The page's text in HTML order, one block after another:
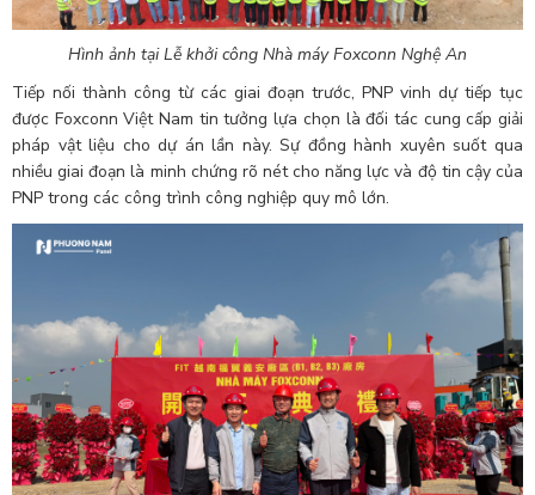
Hình ảnh tại Lễ khởi công Nhà máy Foxconn Nghệ An
Tiếp nối thành công từ các giai đoạn trước, PNP vinh dự tiếp tục
được Foxconn Việt Nam tin tưởng lựa chọn là đối tác cung cấp giải
pháp vật liệu cho dự án lần này. Sự đồng hành xuyên suốt qua
nhiều giai đoạn là minh chứng rõ nét cho năng lực và độ tin cậy của
PNP trong các công trình công nghiệp quy mô lớn.